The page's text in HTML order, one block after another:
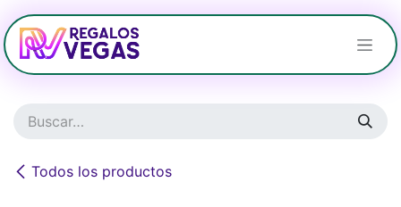
Ir al contenido
Todos los productos